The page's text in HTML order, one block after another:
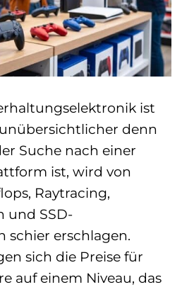
ist
denn
Suche nach einer
ist, wird von
Raytracing,
und SSD-
schier erschlagen.
sich die Preise für
auf einem Niveau, das